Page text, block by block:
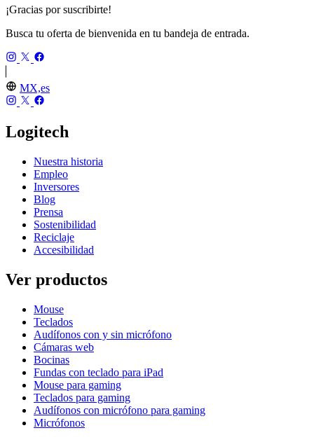
¡Gracias por suscribirte!
Busca tu oferta de bienvenida en tu bandeja de entrada.
MX,es
Logitech
Nuestra historia
Empleo
Inversores
Blog
Prensa
Sostenibilidad
Reciclaje
Accesibilidad
Ver productos
Mouse
Teclados
Audífonos con y sin micrófono
Cámaras web
Bocinas
Fundas con teclado para iPad
Mouse para gaming
Teclados para gaming
Audífonos con micrófono para gaming
Micrófonos